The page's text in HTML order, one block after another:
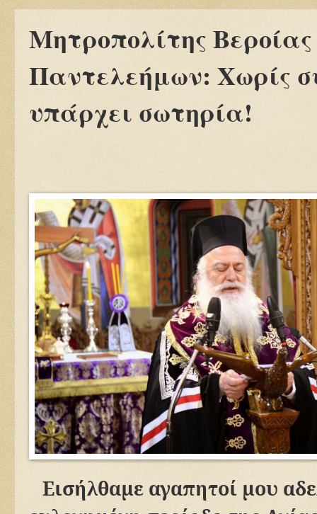
Μητροπολίτης
Παντελεήμων: Χωρίς
υπάρχει σωτηρία!
Εισήλθαμε αγαπητοί μου